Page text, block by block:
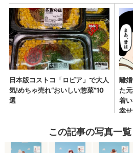
この記事の写真一覧